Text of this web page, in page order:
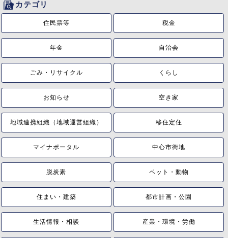
カテゴリ
住民票等 税金
年金 自治会
ごみ・リサイクル くらし
お知らせ 空き家
地域連携組織（地域運営組織） 移住定住
マイナポータル 中心市街地
脱炭素 ペット・動物
住まい・建築 都市計画・公園
生活情報・相談 産業・環境・労働